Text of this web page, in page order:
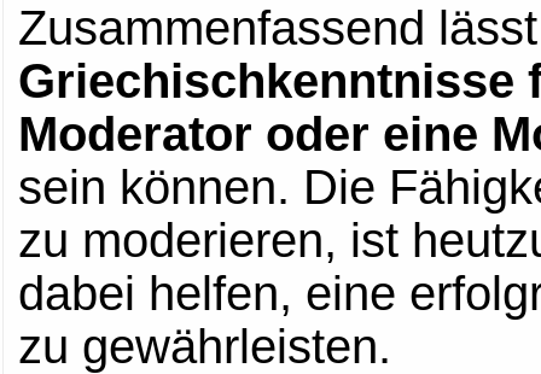
Zusammenfassend
Griechischkenntnisse
Moderator oder eine
sein können. Die
zu moderieren, ist
dabei helfen, eine
zu gewährleisten.